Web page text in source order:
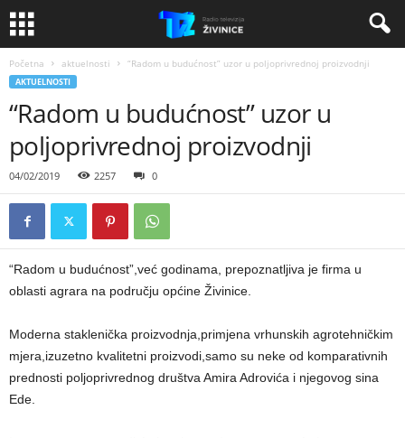
Početna aktuelnosti “Radom u budućnost” uzor u poljoprivrednoj proizvodnji
AKTUELNOSTI
“Radom u budućnost” uzor u
poljoprivrednoj proizvodnji
04/02/2019 2257 0
“Radom u budućnost”,već godinama, prepoznatljiva je firma u
oblasti agrara na području općine Živinice.
Moderna staklenička proizvodnja,primjena vrhunskih agrotehničkim
mjera,izuzetno kvalitetni proizvodi,samo su neke od komparativnih
prednosti poljoprivrednog društva Amira Adrovića i njegovog sina
Ede.